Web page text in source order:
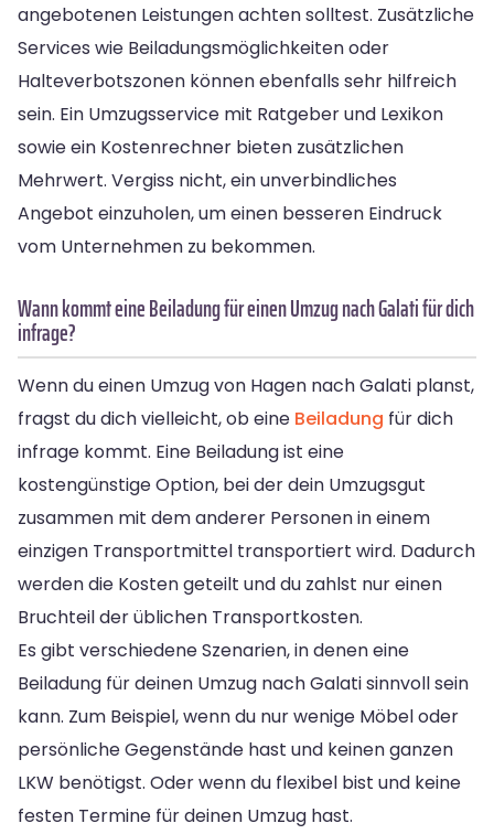
angebotenen Leistungen achten solltest. Zusätzliche
Services wie Beiladungsmöglichkeiten oder
Halteverbotszonen können ebenfalls sehr hilfreich
sein. Ein Umzugsservice mit Ratgeber und Lexikon
sowie ein Kostenrechner bieten zusätzlichen
Mehrwert. Vergiss nicht, ein unverbindliches
Angebot einzuholen, um einen besseren Eindruck
vom Unternehmen zu bekommen.
Wann kommt eine Beiladung für einen Umzug nach Galati für dich
infrage?
Wenn du einen Umzug von Hagen nach Galati planst,
fragst du dich vielleicht, ob eine Beiladung für dich
infrage kommt. Eine Beiladung ist eine
kostengünstige Option, bei der dein Umzugsgut
zusammen mit dem anderer Personen in einem
einzigen Transportmittel transportiert wird. Dadurch
werden die Kosten geteilt und du zahlst nur einen
Bruchteil der üblichen Transportkosten.
Es gibt verschiedene Szenarien, in denen eine
Beiladung für deinen Umzug nach Galati sinnvoll sein
kann. Zum Beispiel, wenn du nur wenige Möbel oder
persönliche Gegenstände hast und keinen ganzen
LKW benötigst. Oder wenn du flexibel bist und keine
festen Termine für deinen Umzug hast.